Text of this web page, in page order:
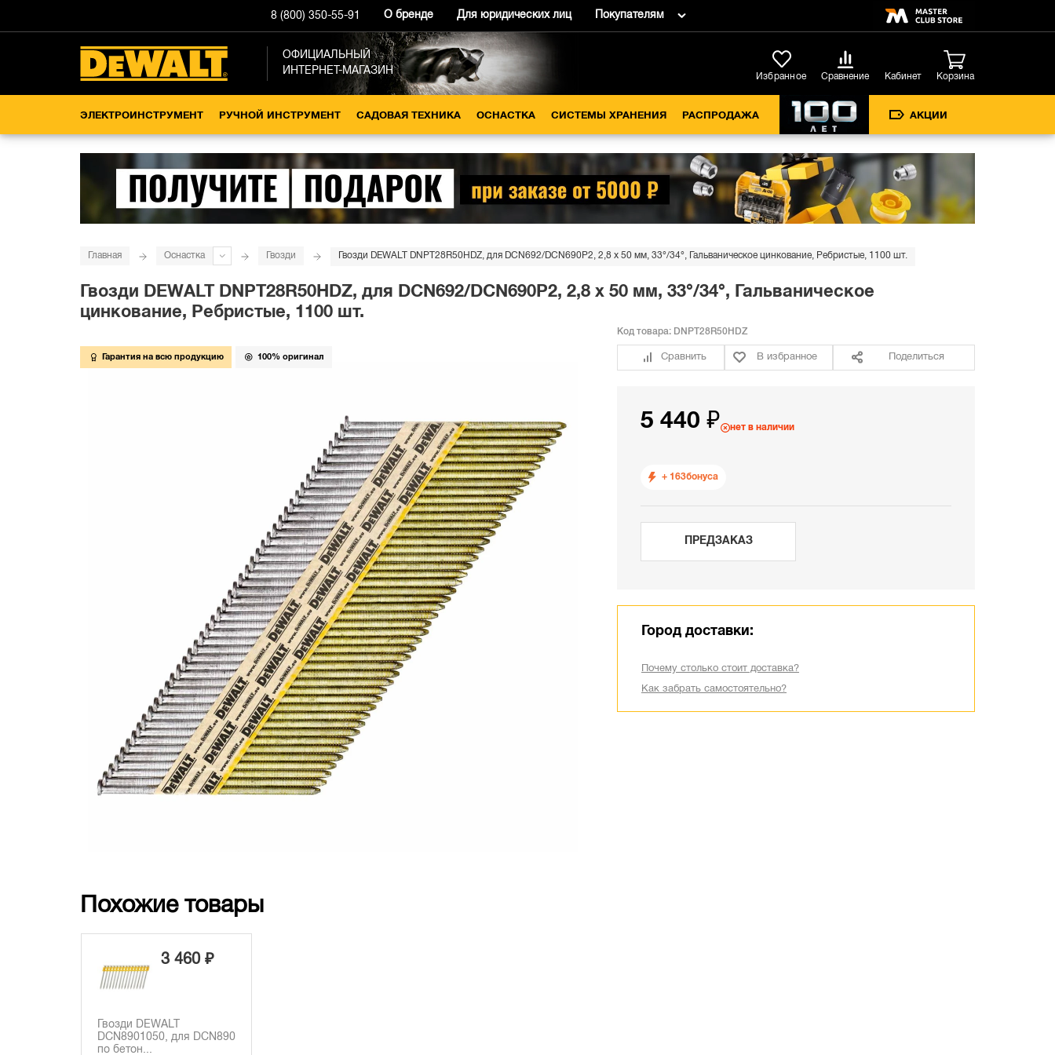
8 (800) 350-55-91 О бренде Для юридических лиц Покупателям
ОФИЦИАЛЬНЫЙ
ИНТЕРНЕТ-МАГАЗИН
Избранное Сравнение Кабинет Корзина
ЭЛЕКТРОИНСТРУМЕНТ РУЧНОЙ ИНСТРУМЕНТ САДОВАЯ ТЕХНИКА ОСНАСТКА СИСТЕМЫ ХРАНЕНИЯ РАСПРОДАЖА АКЦИИ
Главная Оснастка Гвозди Гвозди DEWALT DNPT28R50HDZ, для DCN692/DCN690P2, 2,8 x 50 мм, 33°/34°, Гальваническое цинкование, Ребристые, 1100 шт.
Гвозди DEWALT DNPT28R50HDZ, для DCN692/DCN690P2, 2,8 x 50 мм, 33°/34°, Гальваническое
цинкование, Ребристые, 1100 шт.
Гарантия на всю продукцию 100% оригинал
Код товара: DNPT28R50HDZ
Сравнить В избранное Поделиться
5 440 ₽ нет в наличии
+ 163бонуса
ПРЕДЗАКАЗ
Город доставки:
Почему столько стоит доставка?
Как забрать самостоятельно?
Похожие товары
3 460 ₽
Гвозди DEWALT
DCN8901050, для DCN890
по бетон...